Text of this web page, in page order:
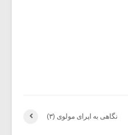
نگاهی به اپرای مولوی (۳)